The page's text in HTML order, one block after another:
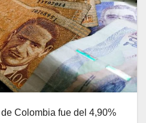
Colombia fue del 4,90%